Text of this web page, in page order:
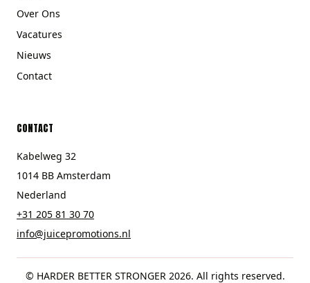
Over Ons
Vacatures
Nieuws
Contact
CONTACT
Kabelweg 32
1014 BB Amsterdam
Nederland
+31 205 81 30 70
info@juicepromotions.nl
© HARDER BETTER STRONGER 2026. All rights reserved.